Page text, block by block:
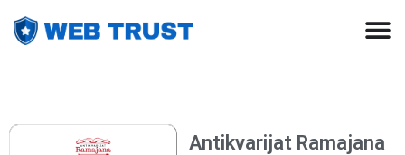
Antikvarijat Ramajana